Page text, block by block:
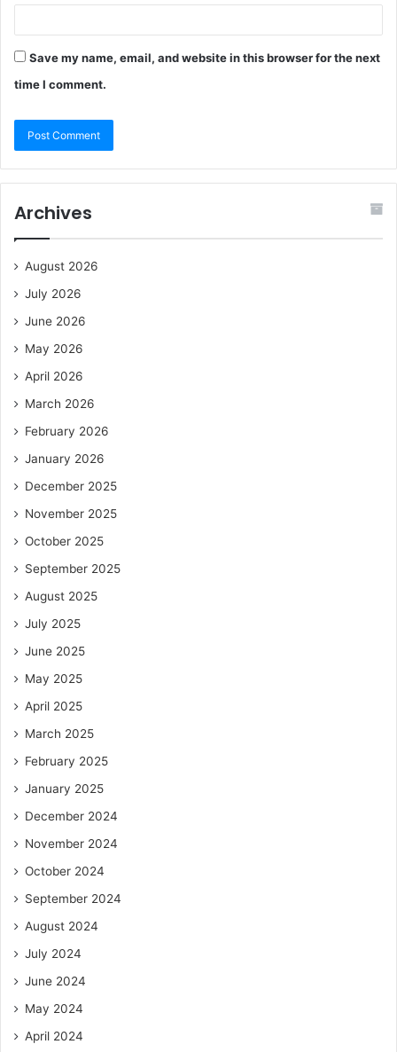
Save my name, email, and website in this browser for the next
time I comment.
Archives
August 2026
July 2026
June 2026
May 2026
April 2026
March 2026
February 2026
January 2026
December 2025
November 2025
October 2025
September 2025
August 2025
July 2025
June 2025
May 2025
April 2025
March 2025
February 2025
January 2025
December 2024
November 2024
October 2024
September 2024
August 2024
July 2024
June 2024
May 2024
April 2024